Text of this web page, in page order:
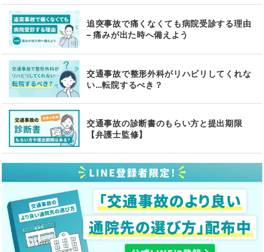
追突事故で痛くなくても病院受診する理由
– 痛みが出た時へ備えよう
交通事故で整形外科がリハビリしてくれな
い…転院するべき？
交通事故の診断書のもらい方と提出期限
【弁護士監修】